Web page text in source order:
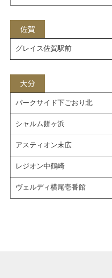
佐賀
グレイス佐賀駅前
大分
パークサイド下ごおり北
シャルム餅ヶ浜
アスティオン末広
レジオン中鶴崎
ヴェルディ横尾壱番館